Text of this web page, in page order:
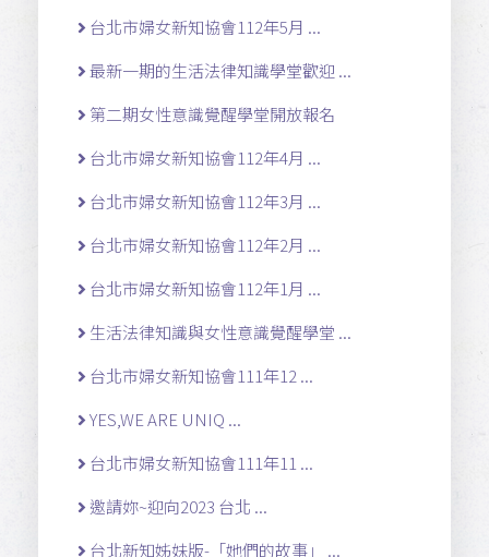
台北市婦女新知協會112年5月 ...
最新一期的生活法律知識學堂歡迎 ...
第二期女性意識覺醒學堂開放報名
台北市婦女新知協會112年4月 ...
台北市婦女新知協會112年3月 ...
台北市婦女新知協會112年2月 ...
台北市婦女新知協會112年1月 ...
生活法律知識與女性意識覺醒學堂 ...
台北市婦女新知協會111年12 ...
YES,WE ARE UNIQ ...
台北市婦女新知協會111年11 ...
邀請妳~迎向2023 台北 ...
台北新知姊妹版-「她們的故事」 ...